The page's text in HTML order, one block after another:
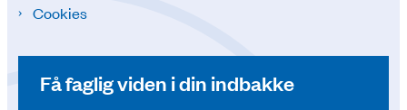
Cookies
Få faglig viden i din indbakke